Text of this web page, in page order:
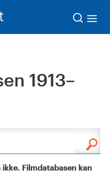
1913–
Filmdatabasen kan